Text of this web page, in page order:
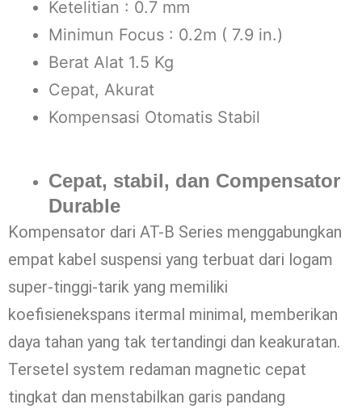
Ketelitian : 0.7 mm
Minimun Focus : 0.2m ( 7.9 in.)
Berat Alat 1.5 Kg
Cepat, Akurat
Kompensasi Otomatis Stabil
Cepat, stabil, dan Compensator
Durable
Kompensator dari AT-B Series menggabungkan
empat kabel suspensi yang terbuat dari logam
super-tinggi-tarik yang memiliki
koefisienekspans itermal minimal, memberikan
daya tahan yang tak tertandingi dan keakuratan.
Tersetel system redaman magnetic cepat
tingkat dan menstabilkan garis pandang